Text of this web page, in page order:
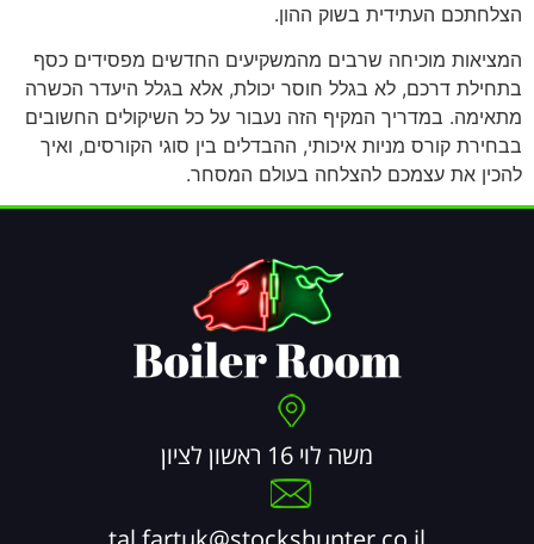
הצלחתכם העתידית בשוק ההון.
המציאות מוכיחה שרבים מהמשקיעים החדשים מפסידים כסף
בתחילת דרכם, לא בגלל חוסר יכולת, אלא בגלל היעדר הכשרה
מתאימה. במדריך המקיף הזה נעבור על כל השיקולים החשובים
בבחירת קורס מניות איכותי, ההבדלים בין סוגי הקורסים, ואיך
להכין את עצמכם להצלחה בעולם המסחר.
משה לוי 16 ראשון לציון